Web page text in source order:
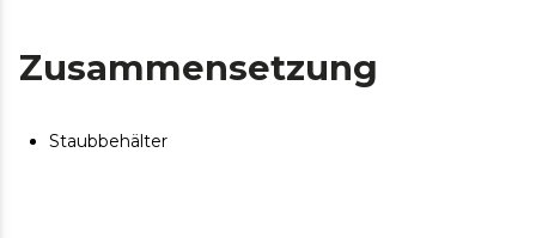
Zusammensetzung
Staubbehälter